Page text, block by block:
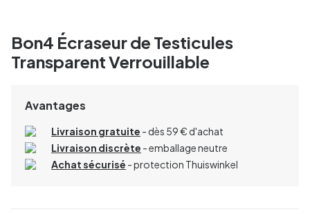
Bon4 Écraseur de Testicules
Transparent Verrouillable
Avantages
Livraison gratuite - dès 59 € d'achat
Livraison discrète - emballage neutre
Achat sécurisé - protection Thuiswinkel